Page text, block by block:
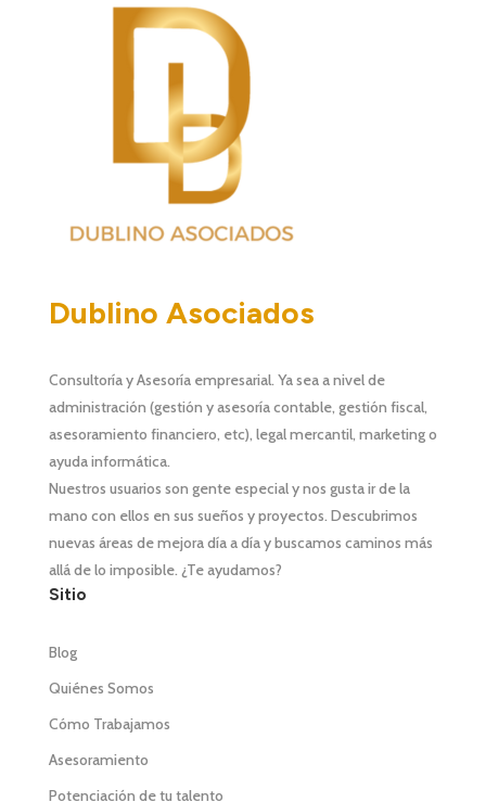
Dublino Asociados
Consultoría y Asesoría empresarial. Ya sea a nivel de
administración (gestión y asesoría contable, gestión fiscal,
asesoramiento financiero, etc), legal mercantil, marketing o
ayuda informática.
Nuestros usuarios son gente especial y nos gusta ir de la
mano con ellos en sus sueños y proyectos. Descubrimos
nuevas áreas de mejora día a día y buscamos caminos más
allá de lo imposible. ¿Te ayudamos?
Sitio
Blog
Quiénes Somos
Cómo Trabajamos
Asesoramiento
Potenciación de tu talento